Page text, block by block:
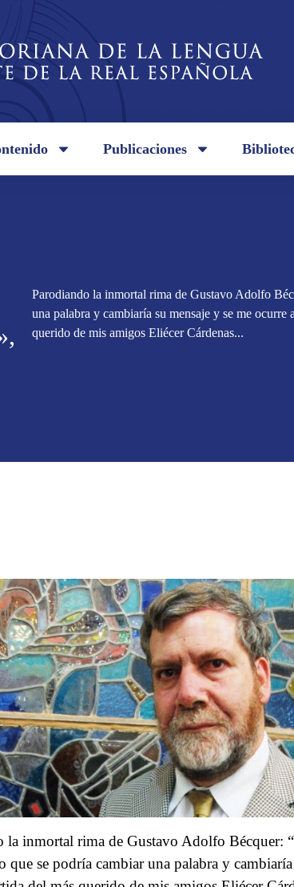
Publicaciones
Parodiando la inmortal rima de Gustavo Adolfo
una palabra y cambiaría su mensaje y se me ocurre
querido de mis amigos Eliécer Cárdenas...
la inmortal rima de Gustavo Adolfo Bécquer:
que se podría cambiar una palabra y